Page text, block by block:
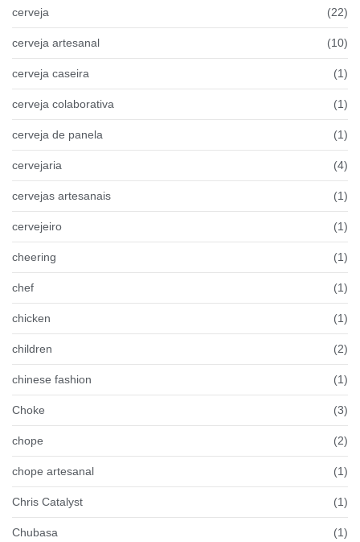
cerveja (22)
cerveja artesanal (10)
cerveja caseira (1)
cerveja colaborativa (1)
cerveja de panela (1)
cervejaria (4)
cervejas artesanais (1)
cervejeiro (1)
cheering (1)
chef (1)
chicken (1)
children (2)
chinese fashion (1)
Choke (3)
chope (2)
chope artesanal (1)
Chris Catalyst (1)
Chubasa (1)